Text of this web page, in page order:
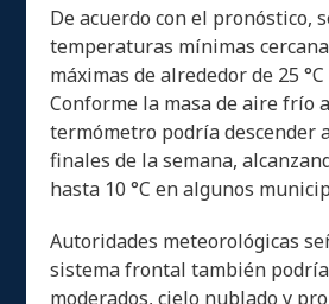
De acuerdo con el pronóstico,
temperaturas mínimas
máximas de alrededor de 25
Conforme la masa de aire frío
termómetro podría descender
finales de la semana,
hasta 10 °C en algunos
Autoridades meteorológicas
sistema frontal también
moderados, cielo nublado y